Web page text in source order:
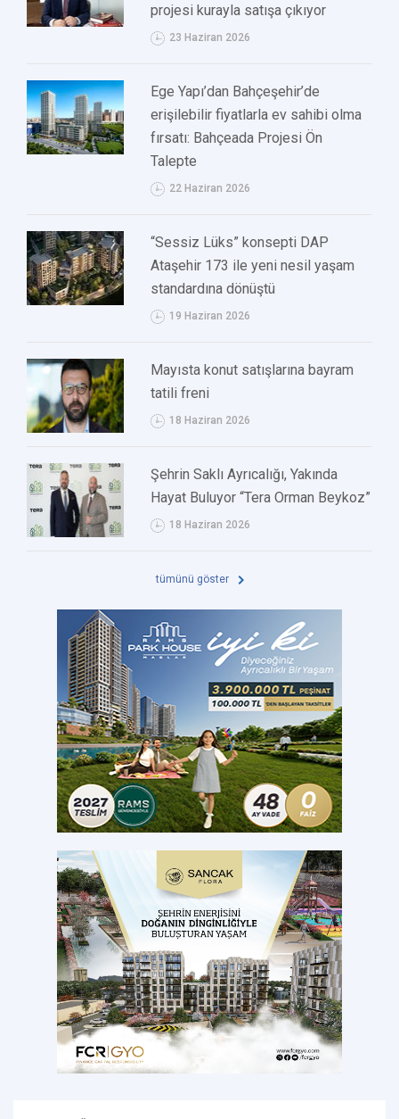
projesi kurayla satışa çıkıyor
23 Haziran 2026
Ege Yapı’dan Bahçeşehir’de
erişilebilir fiyatlarla ev sahibi olma
fırsatı: Bahçeada Projesi Ön
Talepte
22 Haziran 2026
“Sessiz Lüks” konsepti DAP
Ataşehir 173 ile yeni nesil yaşam
standardına dönüştü
19 Haziran 2026
Mayısta konut satışlarına bayram
tatili freni
18 Haziran 2026
Şehrin Saklı Ayrıcalığı, Yakında
Hayat Buluyor “Tera Orman Beykoz”
18 Haziran 2026
tümünü göster